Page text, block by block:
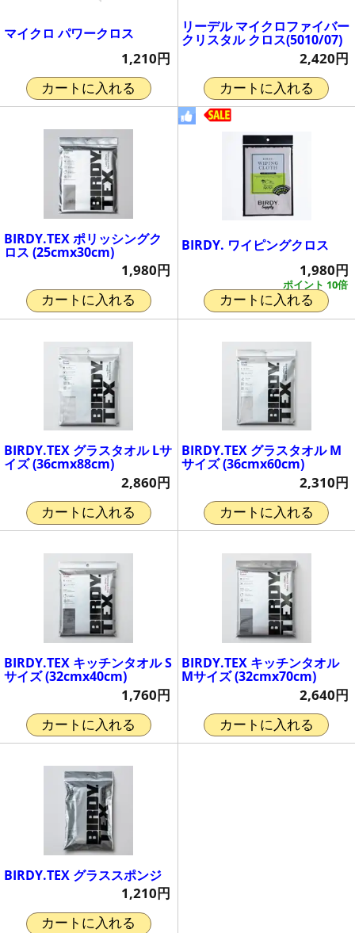
マイクロ パワークロス
1,210円
カートに入れる
リーデル マイクロファイバー
クリスタル クロス(5010/07)
2,420円
カートに入れる
BIRDY.TEX ポリッシングク
ロス (25cmx30cm)
1,980円
カートに入れる
BIRDY. ワイピングクロス
ポイント 10倍
1,980円
カートに入れる
BIRDY.TEX グラスタオル Lサ
イズ (36cmx88cm)
2,860円
カートに入れる
BIRDY.TEX グラスタオル M
サイズ (36cmx60cm)
2,310円
カートに入れる
BIRDY.TEX キッチンタオル S
サイズ (32cmx40cm)
1,760円
カートに入れる
BIRDY.TEX キッチンタオル
Mサイズ (32cmx70cm)
2,640円
カートに入れる
BIRDY.TEX グラススポンジ
1,210円
カートに入れる